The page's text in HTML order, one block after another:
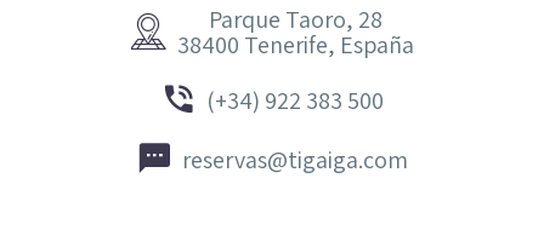


Parque Taoro, 28
38400 Tenerife, España

 (+34) 922 383 500

 reservas@tigaiga.com